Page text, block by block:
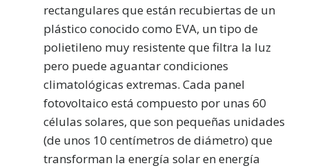
rectangulares que están recubiertas de un
plástico conocido como EVA, un tipo de
polietileno muy resistente que filtra la luz
pero puede aguantar condiciones
climatológicas extremas. Cada panel
fotovoltaico está compuesto por unas 60
células solares, que son pequeñas unidades
(de unos 10 centímetros de diámetro) que
transforman la energía solar en energía